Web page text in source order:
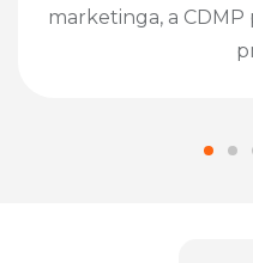
marketinga, a